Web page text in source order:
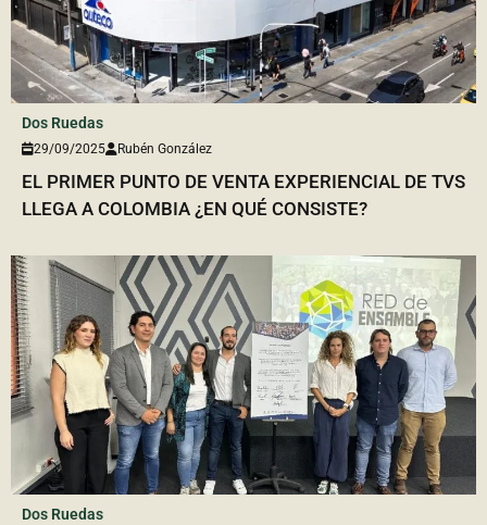
Dos Ruedas
29/09/2025 Rubén González
EL PRIMER PUNTO DE VENTA EXPERIENCIAL DE TVS
LLEGA A COLOMBIA ¿EN QUÉ CONSISTE?
Dos Ruedas